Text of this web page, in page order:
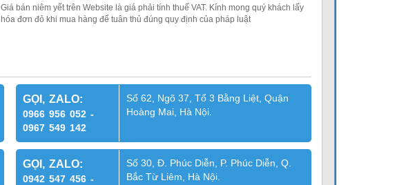
Giá bán niêm yết trên Website là giá phải tính thuế VAT. Kính mong quý khách lấy
hóa đơn đỏ khi mua hàng để tuân thủ đúng quy định của pháp luật
GỌI, ZALO:
0966 956 052 -
0967 549 142
Số 62, Ngõ 37, Tổ 3 Bằng Liệt, Quận
Hoàng Mai, Hà Nội.
GỌI, ZALO:
0942 547 456 -
Số 30, Đ. Phúc Diễn, P. Phúc Diễn, Q.
Bắc Từ Liêm, Hà Nội.